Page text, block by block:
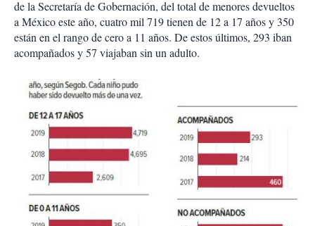
de la Secretaría de Gobernación, del total de menores devueltos
a México este año, cuatro mil 719 tienen de 12 a 17 años y 350
están en el rango de cero a 11 años. De estos últimos, 293 iban
acompañados y 57 viajaban sin un adulto.